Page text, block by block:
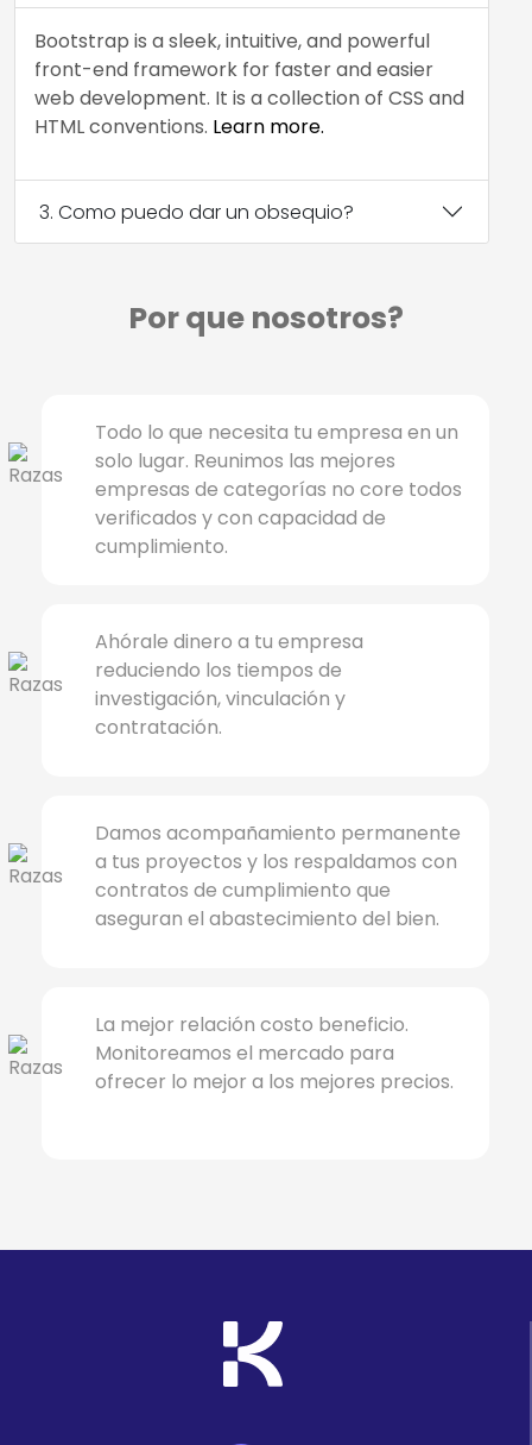
Bootstrap is a sleek, intuitive, and powerful
front-end framework for faster and easier
web development. It is a collection of CSS and
HTML conventions. Learn more.
3. Como puedo dar un obsequio?
Por que nosotros?
Todo lo que necesita tu empresa en un
solo lugar. Reunimos las mejores
empresas de categorías no core todos
verificados y con capacidad de
cumplimiento.
Ahórale dinero a tu empresa
reduciendo los tiempos de
investigación, vinculación y
contratación.
Damos acompañamiento permanente
a tus proyectos y los respaldamos con
contratos de cumplimiento que
aseguran el abastecimiento del bien.
La mejor relación costo beneficio.
Monitoreamos el mercado para
ofrecer lo mejor a los mejores precios.